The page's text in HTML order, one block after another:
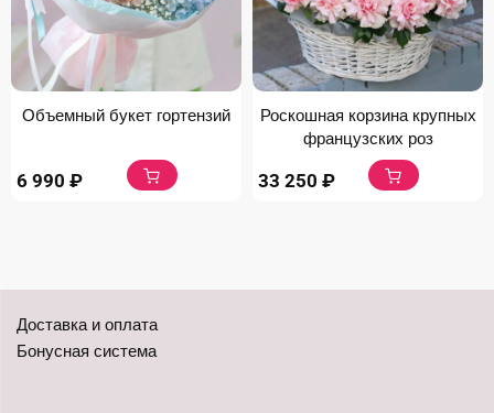
Объемный букет гортензий
6 990 ₽
Роскошная корзина крупных
французских роз
33 250 ₽
Доставка и оплата
Бонусная система